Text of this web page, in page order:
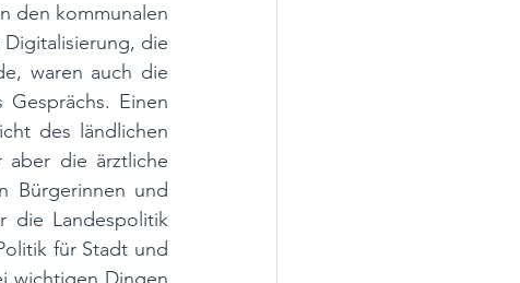
den kommunalen
die
waren auch die
Einen
des ländlichen
aber die ärztliche
Bürgerinnen und
die Landespolitik
für Stadt und